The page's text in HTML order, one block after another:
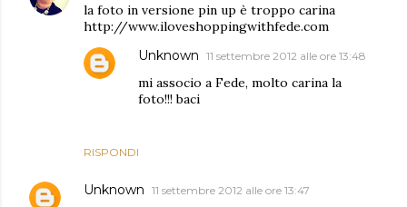
la foto in versione pin up è troppo carina
http://www.iloveshoppingwithfede.com
RISPONDI
Unknown 11 settembre 2012 alle ore 13:48
mi associo a Fede, molto carina la
foto!!! baci
Unknown 11 settembre 2012 alle ore 13:47